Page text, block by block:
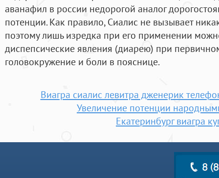
аванафил в россии недорогой аналог
потенции. Как правило, Сиалис не вызывает
поэтому лишь изредка при его применении
диспепсические явления (диарею) при
головокружение и боли в пояснице.
Виагра сиалис левитра дженерик
Увеличение потенции
Екатеринбург виагра